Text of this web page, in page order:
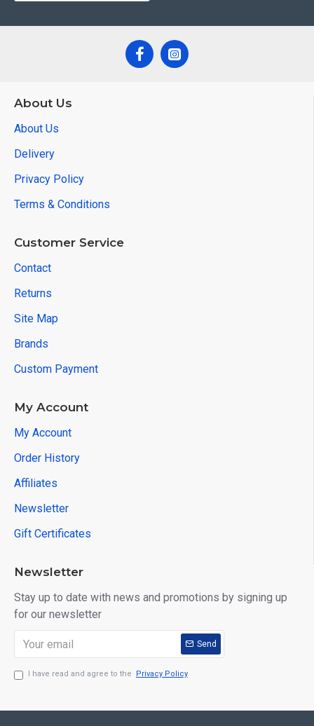
About Us
About Us
Delivery
Privacy Policy
Terms & Conditions
Customer Service
Contact
Returns
Site Map
Brands
Custom Payment
My Account
My Account
Order History
Affiliates
Newsletter
Gift Certificates
Newsletter
Stay up to date with news and promotions by signing up
for our newsletter
Send
I have read and agree to the Privacy Policy